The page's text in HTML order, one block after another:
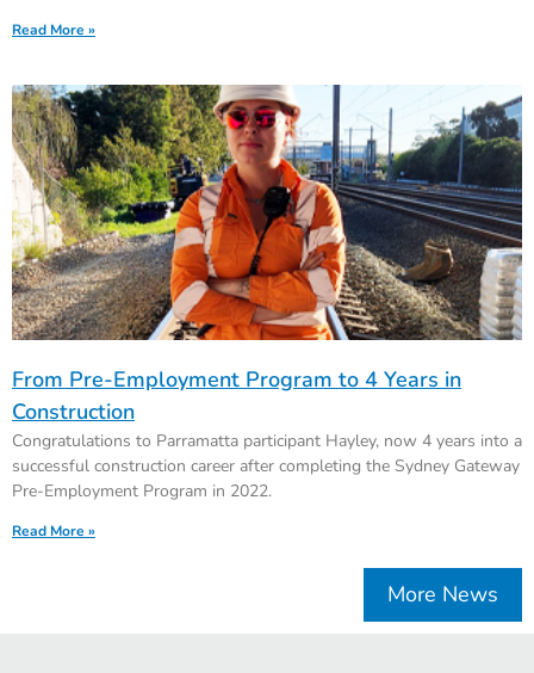
Read More »
From Pre-Employment Program to 4 Years in
Construction
Congratulations to Parramatta participant Hayley, now 4 years into a
successful construction career after completing the Sydney Gateway
Pre-Employment Program in 2022.
Read More »
More News